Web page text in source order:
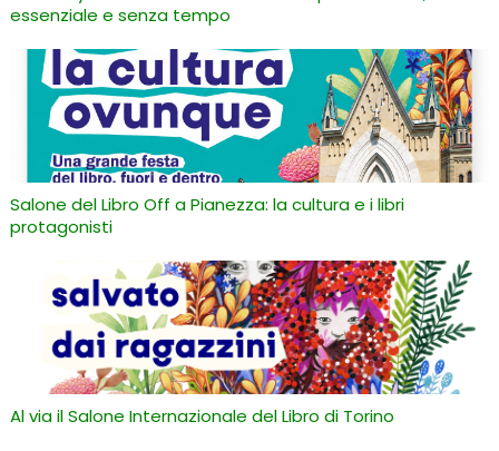
essenziale e senza tempo
Salone del Libro Off a Pianezza: la cultura e i libri
protagonisti
Al via il Salone Internazionale del Libro di Torino